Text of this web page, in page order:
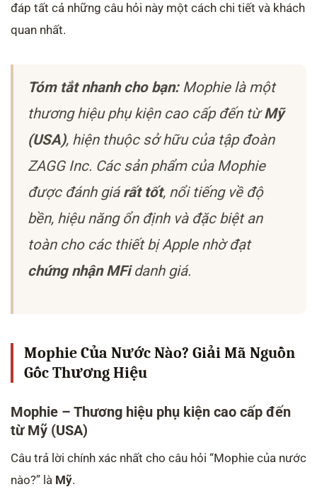
đáp tất cả những câu hỏi này một cách chi tiết và khách
quan nhất.
Tóm tắt nhanh cho bạn:Mophie là một
thương hiệu phụ kiện cao cấp đến từMỹ
(USA), hiện thuộc sở hữu của tập đoàn
ZAGG Inc. Các sản phẩm của Mophie
được đánh giárất tốt, nổi tiếng về độ
bền, hiệu năng ổn định và đặc biệt an
toàn cho các thiết bị Apple nhờ đạt
chứng nhận MFidanh giá.
Mophie Của Nước Nào? Giải Mã Nguồn
Gốc Thương Hiệu
Mophie – Thương hiệu phụ kiện cao cấp đến
từ Mỹ (USA)
Câu trả lời chính xác nhất cho câu hỏi “Mophie của nước
nào?” là Mỹ.